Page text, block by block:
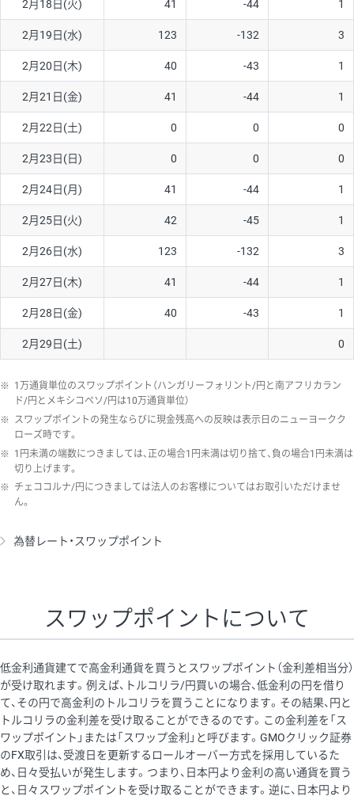
2月18日(火) 41 -44 1
2月19日(水) 123 -132 3
2月20日(木) 40 -43 1
2月21日(金) 41 -44 1
2月22日(土) 0 0 0
2月23日(日) 0 0 0
2月24日(月) 41 -44 1
2月25日(火) 42 -45 1
2月26日(水) 123 -132 3
2月27日(木) 41 -44 1
2月28日(金) 40 -43 1
2月29日(土) 0
※ 1万通貨単位のスワップポイント（ハンガリーフォリント/円と南アフリカラン
ド/円とメキシコペソ/円は10万通貨単位）
※ スワップポイントの発生ならびに現金残高への反映は表示日のニューヨークク
ローズ時です。
※ 1円未満の端数につきましては、正の場合1円未満は切り捨て、負の場合1円未満は
切り上げます。
※ チェココルナ/円につきましては法人のお客様についてはお取引いただけませ
ん。
為替レート・スワップポイント
スワップポイントについて
低金利通貨建てで高金利通貨を買うとスワップポイント（金利差相当分）
が受け取れます。例えば、トルコリラ/円買いの場合、低金利の円を借り
て、その円で高金利のトルコリラを買うことになります。その結果、円と
トルコリラの金利差を受け取ることができるのです。この金利差を「ス
ワップポイント」または「スワップ金利」と呼びます。GMOクリック証券
のFX取引は、受渡日を更新するロールオーバー方式を採用しているた
め、日々受払いが発生します。つまり、日本円より金利の高い通貨を買う
と、日々スワップポイントを受け取ることができます。逆に、日本円より